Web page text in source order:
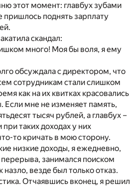
этот момент: главбух зубами
пришлось поднять зарплату
скандал:
много! Моя бы воля, я ему
обсуждала с директором, что
сотрудникам стали слишком
как на их квитках красовались
Если мне не изменяет память,
тысяч рублей, а главбух –
таких доходах у них
то кричать в мою сторону.
низкие доходы, я ежедневно,
занимался поиском
назло, везде был только отказ.
Отчаявшись вконец, я решил